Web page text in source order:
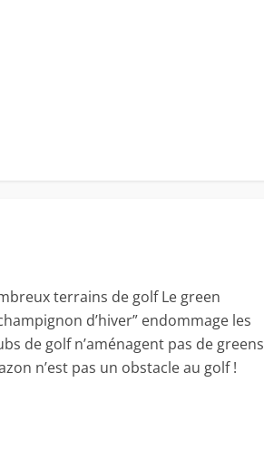
terrains de golf Le green
d’hiver” endommage les
de golf n’aménagent pas de greens
n’est pas un obstacle au golf !